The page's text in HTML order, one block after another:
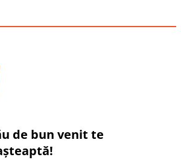
de bun venit te